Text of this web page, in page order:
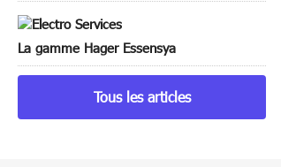
La gamme Hager Essensya
Tous les articles